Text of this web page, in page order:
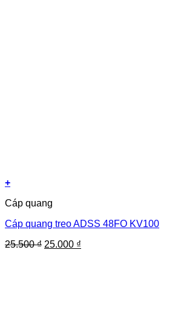
+
Cáp quang
Cáp quang treo ADSS 48FO KV100
25.500₫ Giá
25.000 ₫